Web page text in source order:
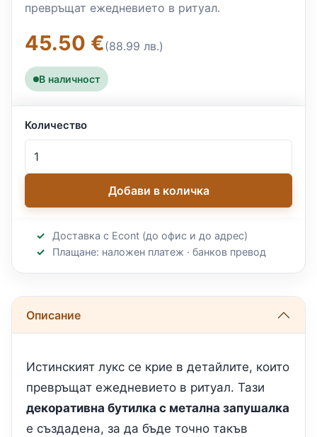
превръщат ежедневието в ритуал.
45.50 €(88.99 лв.)
В наличност
Количество
Добави в количка
Доставка с Econt (до офис и до адрес)
Плащане: наложен платеж · банков превод
Описание
Истинският лукс се крие в детайлите, които
превръщат ежедневието в ритуал. Тази
декоративна бутилка с метална запушалка
е създадена, за да бъде точно такъв